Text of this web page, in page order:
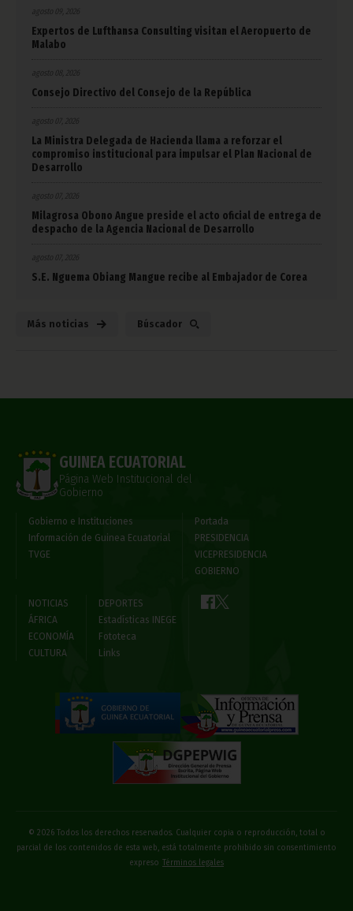
agosto 09, 2026
Expertos de Lufthansa Consulting visitan el Aeropuerto de
Malabo
Consejo Directivo del Consejo de la República
agosto 07, 2026
La Ministra Delegada de Hacienda llama a reforzar el
compromiso institucional para impulsar el Plan Nacional de
Desarrollo
agosto 07, 2026
Milagrosa Obono Angue preside el acto oficial de entrega de
despacho de la Agencia Nacional de Desarrollo
agosto 07, 2026
S.E. Nguema Obiang Mangue recibe al Embajador de Corea
Más noticias Búscador
GUINEA ECUATORIAL
Página Web Institucional del
Gobierno
Gobierno e Instituciones
Información de Guinea Ecuatorial
TVGE
Portada
PRESIDENCIA
VICEPRESIDENCIA
GOBIERNO
NOTICIAS
ÁFRICA
ECONOMÍA
CULTURA
DEPORTES
Estadísticas INEGE
Fototeca
Links
© 2026 Todos los derechos reservados. Cualquier copia o reproducción, total o
parcial de los contenidos de esta web, está totalmente prohibido sin consentimiento
expreso
Términos legales